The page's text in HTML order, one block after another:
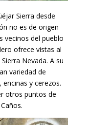
Sierra desde
no es de origen
vecinos del pueblo
ofrece vistas al
Nevada. A su
variedad de
y cerezos.
otros puntos de